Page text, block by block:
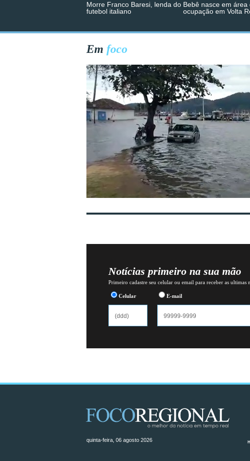
Morre Franco Baresi, lenda do
futebol italiano
Bebê nasce em área
ocupação em Volta
Em foco
Notícias primeiro na sua mão
Primeiro cadastre seu celular ou email para receber as ultimas
Celular E-mail
quinta-feira, 06 agosto 2026